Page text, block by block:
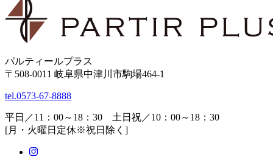
パルティールプラス
〒508-0011 岐阜県中津川市駒場464-1
tel.0573-67-8888
平日／11：00～18：30 土日祝／10：00～18：30
[月・火曜日定休※祝日除く]